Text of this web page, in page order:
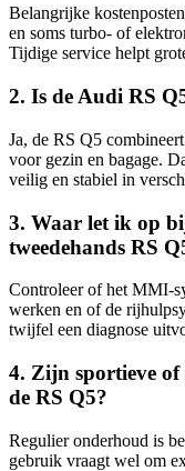
Belangrijke
en soms turbo- of
Tijdige service helpt
2. Is de Audi RS
Ja, de RS Q5
voor gezin en bagage.
veilig en stabiel in
3. Waar let ik op
tweedehands RS
Controleer of het MMI-
werken en of de
twijfel een diagnose
4. Zijn sportieve
de RS Q5?
Regulier onderhoud is
gebruik vraagt wel om